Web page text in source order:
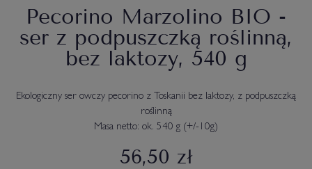
Pecorino Marzolino BIO -
ser z podpuszczką roślinną,
bez laktozy, 540 g
Ekologiczny ser owczy pecorino z Toskanii bez laktozy, z podpuszczką
roślinną
Masa netto: ok. 540 g (+/-10g)
56,50 zł